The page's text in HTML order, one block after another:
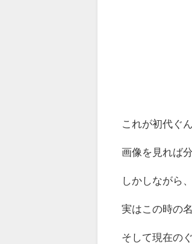
これが初代ぐ
画像を見れば
しかしながら
実はこの時の
そして現在の